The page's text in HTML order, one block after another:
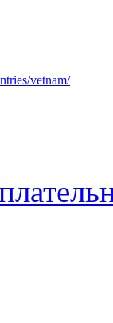
vetnam/